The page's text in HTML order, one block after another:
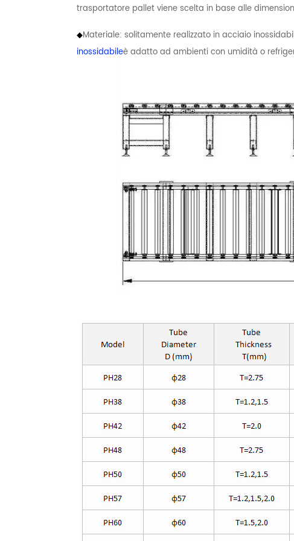
trasportatore pallet viene scelta in base alle
◆Materiale: solitamente realizzato in acciaio
inossidabileè adatto ad ambienti con umidità o